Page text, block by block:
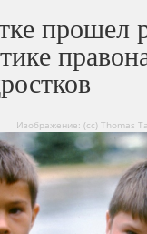
прошел
Изображение: (cc) Thomas